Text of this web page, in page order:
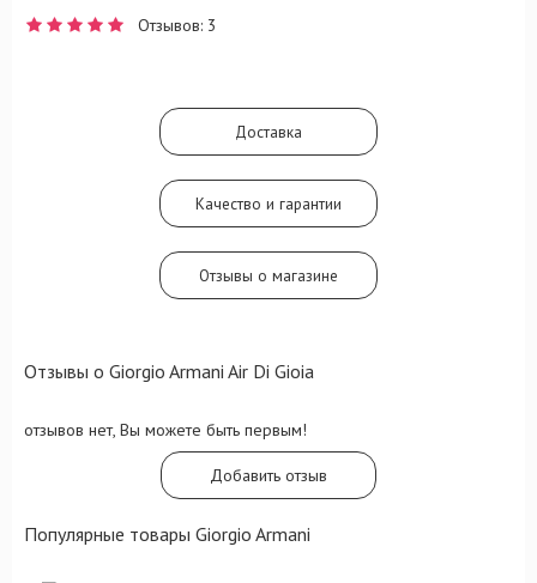
вашем образе оттенками
небольшим количеством морской соли. Их
дополнят нежные оттенки пиона, а также
сочетание флердоранжа, зелени и иланг-
Отзывов: 3
Доставка
Качество и гарантии
Отзывы о магазине
Отзывы о Giorgio Armani Air Di Gioia
отзывов нет, Вы можете быть первым!
Добавить отзыв
Популярные товары Giorgio Armani